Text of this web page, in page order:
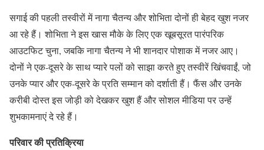
सगाई की पहली तस्वीरों में नागा चैतन्य और शोभिता दोनों ही बेहद खुश नजर
आ रहे हैं। शोभिता ने इस खास मौके के लिए एक खूबसूरत पारंपरिक
आउटफिट चुना, जबकि नागा चैतन्य ने भी शानदार पोशाक में नजर आए।
दोनों ने एक-दूसरे के साथ प्यारे पलों को साझा करते हुए तस्वीरें खिंचवाईं, जो
उनके प्यार और एक-दूसरे के प्रति सम्मान को दर्शाती हैं। फैंस और उनके
करीबी दोस्त इस जोड़ी को देखकर खुश हैं और सोशल मीडिया पर उन्हें
शुभकामनाएं दे रहे हैं।
परिवार की प्रतिक्रिया